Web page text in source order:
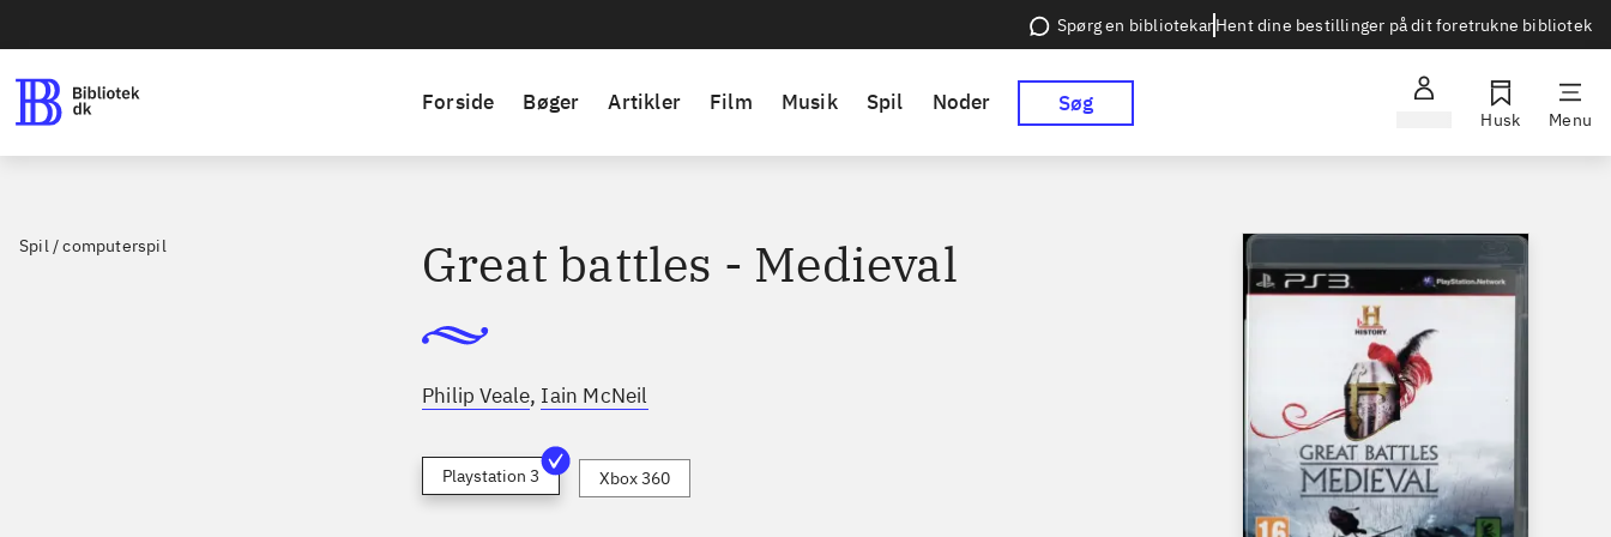
Spørg en bibliotekarHent dine bestillinger på dit foretrukne bibliotek
Forside Bøger Artikler Film Musik Spil Noder Søg
Husk Menu
Spil / computerspil Great battles - Medieval
Philip Veale, Iain McNeil
Playstation 3 Xbox 360